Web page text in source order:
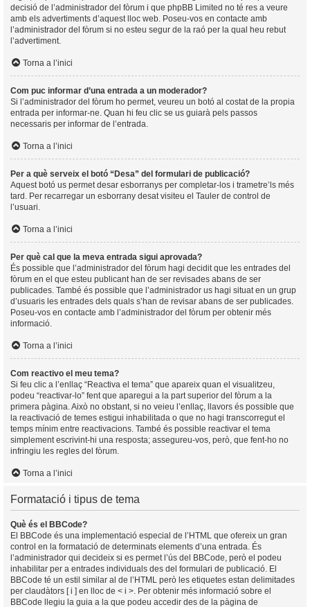
decisió de l’administrador del fòrum i que phpBB Limited no té res a veure
amb els advertiments d’aquest lloc web. Poseu-vos en contacte amb
l’administrador del fòrum si no esteu segur de la raó per la qual heu rebut
l’advertiment.
Torna a l’inici
Com puc informar d’una entrada a un moderador?
Si l’administrador del fòrum ho permet, veureu un botó al costat de la propia
entrada per informar-ne. Quan hi feu clic se us guiarà pels passos
necessaris per informar de l’entrada.
Torna a l’inici
Per a què serveix el botó “Desa” del formulari de publicació?
Aquest botó us permet desar esborranys per completar-los i trametre’ls més
tard. Per recarregar un esborrany desat visiteu el Tauler de control de
l’usuari.
Torna a l’inici
Per què cal que la meva entrada sigui aprovada?
És possible que l’administrador del fòrum hagi decidit que les entrades del
fòrum en el que esteu publicant han de ser revisades abans de ser
publicades. També és possible que l’administrador us hagi situat en un grup
d’usuaris les entrades dels quals s’han de revisar abans de ser publicades.
Poseu-vos en contacte amb l’administrador del fòrum per obtenir més
informació.
Torna a l’inici
Com reactivo el meu tema?
Si feu clic a l’enllaç “Reactiva el tema” que apareix quan el visualitzeu,
podeu “reactivar-lo” fent que aparegui a la part superior del fòrum a la
primera pàgina. Això no obstant, si no veieu l’enllaç, llavors és possible que
la reactivació de temes estigui inhabilitada o que no hagi transcorregut el
temps mínim entre reactivacions. També és possible reactivar el tema
simplement escrivint-hi una resposta; assegureu-vos, però, que fent-ho no
infringiu les regles del fòrum.
Torna a l’inici
Formatació i tipus de tema
Què és el BBCode?
El BBCode és una implementació especial de l’HTML que ofereix un gran
control en la formatació de determinats elements d’una entrada. És
l’administrador qui decideix si es permet l’ús del BBCode, però el podeu
inhabilitar per a entrades individuals des del formulari de publicació. El
BBCode té un estil similar al de l’HTML però les etiquetes estan delimitades
per claudàtors [ i ] en lloc de < i >. Per obtenir més informació sobre el
BBCode llegiu la guia a la que podeu accedir des de la pàgina de